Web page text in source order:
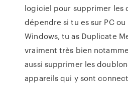
logiciel pour supprimer les
dépendre si tu es sur PC ou
Windows, tu as Duplicate
vraiment très bien
aussi supprimer les
appareils qui y sont